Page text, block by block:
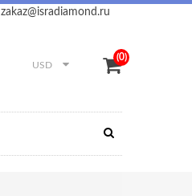
zakaz@isradiamond.ru
USD
(0)